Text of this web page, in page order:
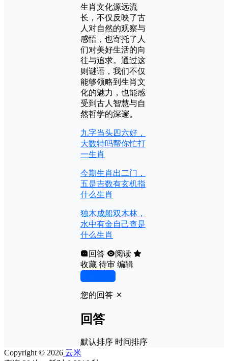
生肖文化源远流
长，不仅反映了古
人对自然的观察与
感悟，也寄托了人
们对美好生活的向
往与追求。通过这
则谜语，我们不仅
能够领略到生肖文
化的魅力，也能感
受到古人智慧与自
然哲学的深邃。
九字当头四六好，
大数特吗帮你忙打
一生肖
今期生肖出二门，
五是吉数有玄机指
什么生肖
独木成船双木林，
水中有金自己查是
什么生肖
回答
阅读
收藏 待审 编辑
您的回答
回答
默认排序 时间排序
Copyright © 2026 云米